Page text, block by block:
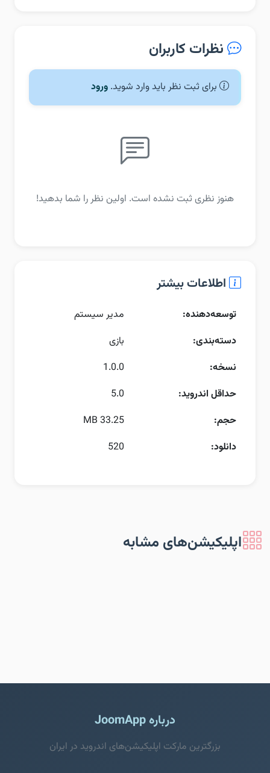
نظرات کاربران
برای ثبت نظر باید وارد شوید. ورود
هنوز نظری ثبت نشده است. اولین نظر را شما بدهید!
اطلاعات بیشتر
توسعه‌دهنده:
مدیر سیستم
دسته‌بندی:
بازی
نسخه:
1.0.0
حداقل اندروید:
5.0
حجم:
33.25 MB
دانلود:
520
اپلیکیشن‌های مشابه
درباره JoomApp
بزرگترین مارکت اپلیکیشن‌های اندروید در ایران